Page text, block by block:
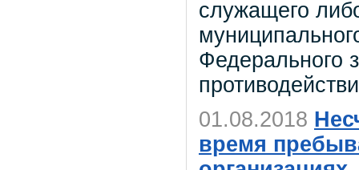
служащего
Федерального
01.08.2018
время